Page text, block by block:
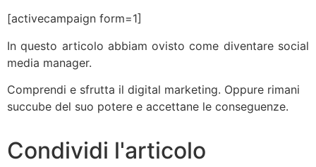
[activecampaign form=1]
In questo articolo abbiam ovisto come diventare social
media manager.
Comprendi e sfrutta il digital marketing. Oppure rimani
succube del suo potere e accettane le conseguenze.
Condividi l'articolo